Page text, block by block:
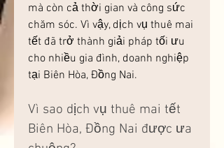
mà còn cả thời gian và công sức
chăm sóc. Vì vậy, dịch vụ thuê mai
tết đã trở thành giải pháp tối ưu
cho nhiều gia đình, doanh nghiệp
tại Biên Hòa, Đồng Nai.
Vì sao dịch vụ thuê mai tết
Biên Hòa, Đồng Nai được ưa